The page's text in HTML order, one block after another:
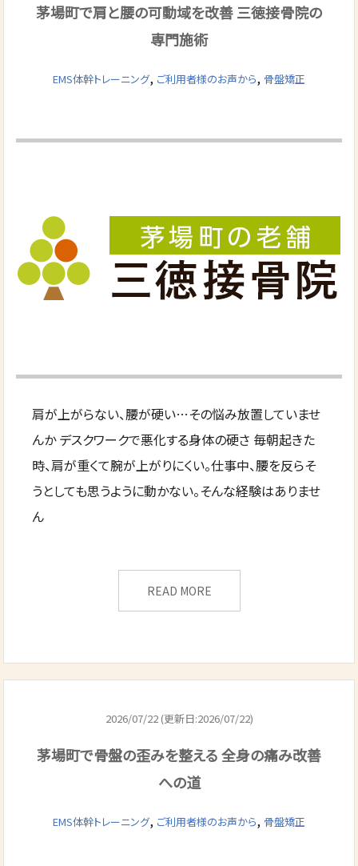
茅場町で肩と腰の可動域を改善 三徳接骨院の
専門施術
EMS体幹トレーニング, ご利用者様のお声から, 骨盤矯正
肩が上がらない、腰が硬い…その悩み放置していませ
んか デスクワークで悪化する身体の硬さ 毎朝起きた
時、肩が重くて腕が上がりにくい。仕事中、腰を反らそ
うとしても思うように動かない。そんな経験はありませ
ん
READ MORE
2026/07/22 (更新日:2026/07/22)
茅場町で骨盤の歪みを整える 全身の痛み改善
への道
EMS体幹トレーニング, ご利用者様のお声から, 骨盤矯正